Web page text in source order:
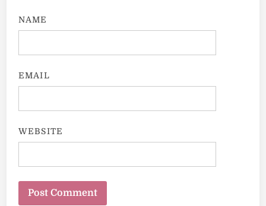
NAME
EMAIL
WEBSITE